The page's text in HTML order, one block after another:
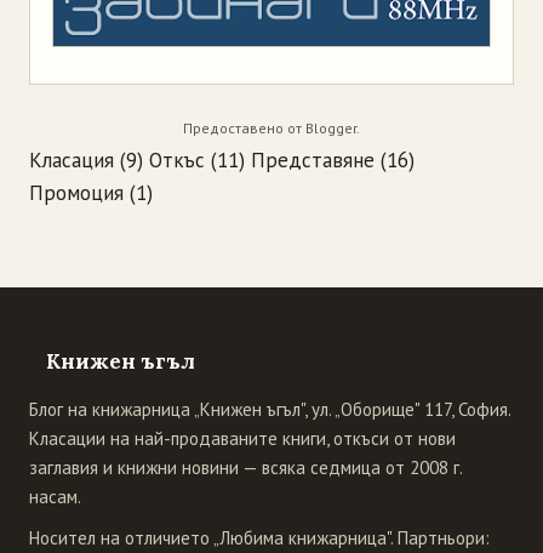
Предоставено от Blogger.
Класация (9) Откъс (11) Представяне (16)
Промоция (1)
Книжен ъгъл
Блог на книжарница „Книжен ъгъл", ул. „Оборище" 117, София.
Класации на най-продаваните книги, откъси от нови
заглавия и книжни новини — всяка седмица от 2008 г.
насам.
Носител на отличието „Любима книжарница". Партньори: